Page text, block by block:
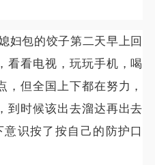
妇包的饺子第二天早上回
看看电视，玩玩手机，喝
，但全国上下都在努力，
到时候该出去溜达再出去
识按了按自己的防护口